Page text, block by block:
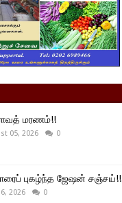
ராவத் மரணம்!!
05, 2026 0
புகழ்ந்த ஜேஷன் சஞ்சய்!!
2026 0